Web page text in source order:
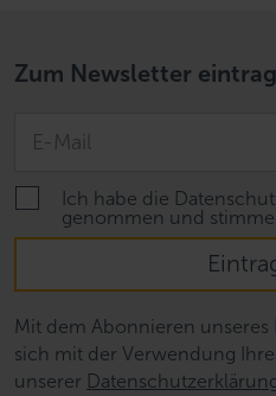
Zum Newsletter
Ich habe die
genommen und stimme
Mit dem Abonnieren unseres
sich mit der Verwendung
unserer